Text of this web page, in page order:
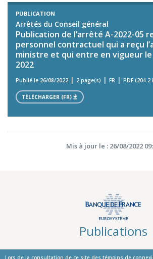
PUBLICATION
Arrêtés du Conseil général
Publication de l’arrêté A-2022-05
personnel contractuel qui a reçu
ministre et qui entre en vigueur
2022
Publié le 26/08/2022 2 page(s) FR PDF (204.2
TÉLÉCHARGER (FR)
Mis à jour le : 26/08/2022
Publications